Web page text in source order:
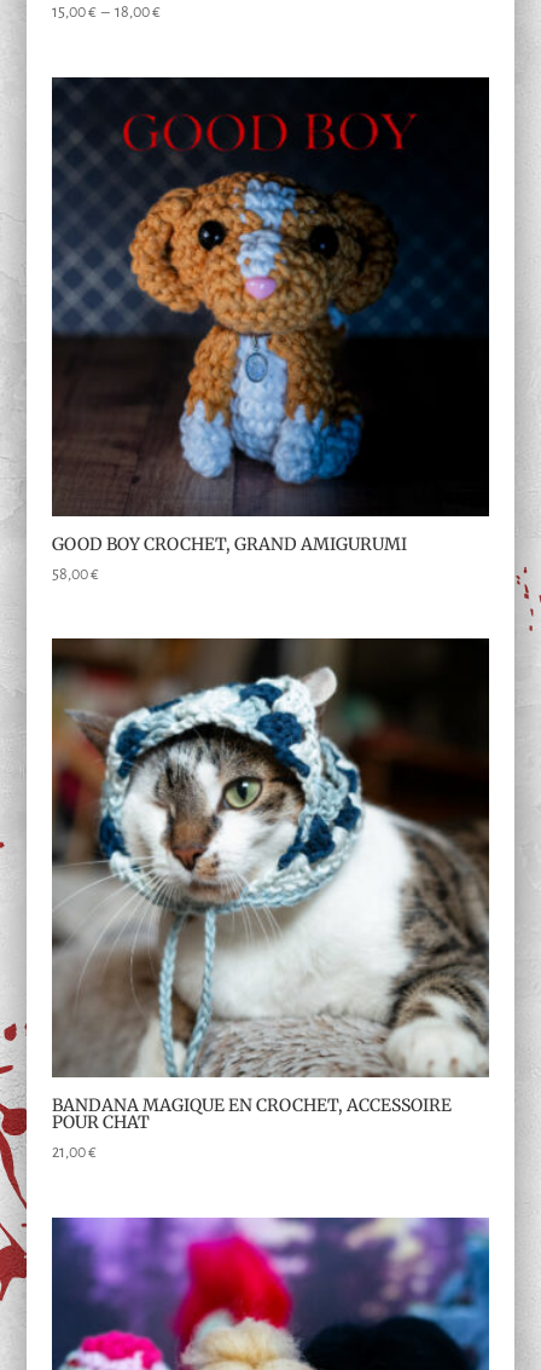
Note
5.00
15,00€ – 18,00€Plage
à
18,00 €
GOOD BOY CROCHET, GRAND AMIGURUMI
58,00€
BANDANA MAGIQUE EN CROCHET, ACCESSOIRE
POUR CHAT
21,00€